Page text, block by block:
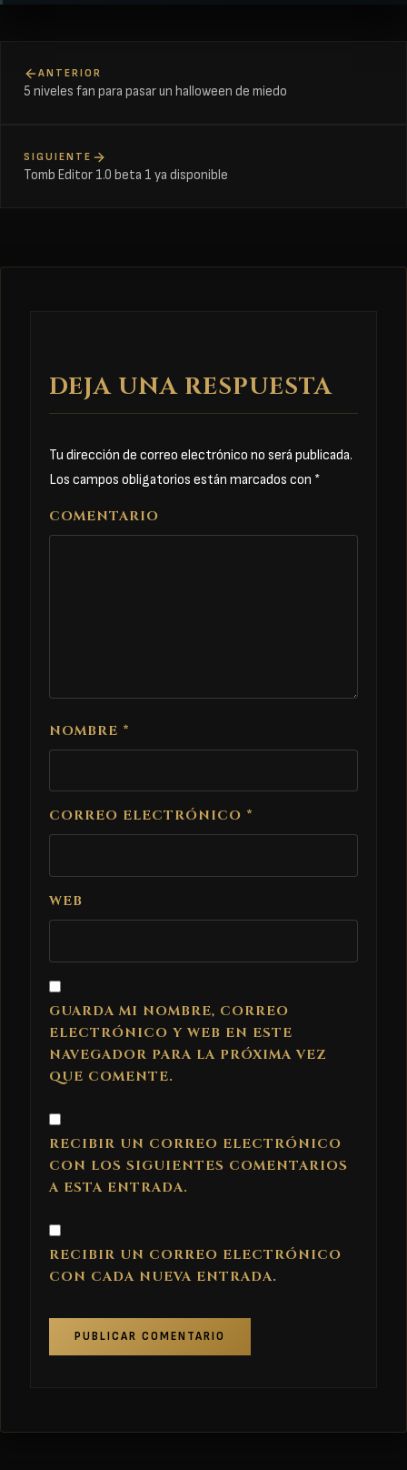
ANTERIOR
5 niveles fan para pasar un halloween de miedo
SIGUIENTE
Tomb Editor 1.0 beta 1 ya disponible
DEJA UNA RESPUESTA
Tu dirección de correo electrónico no será publicada.
Los campos obligatorios están marcados con *
COMENTARIO
NOMBRE *
CORREO ELECTRÓNICO *
WEB
GUARDA MI NOMBRE, CORREO
ELECTRÓNICO Y WEB EN ESTE
NAVEGADOR PARA LA PRÓXIMA VEZ
QUE COMENTE.
RECIBIR UN CORREO ELECTRÓNICO
CON LOS SIGUIENTES COMENTARIOS
A ESTA ENTRADA.
RECIBIR UN CORREO ELECTRÓNICO
CON CADA NUEVA ENTRADA.